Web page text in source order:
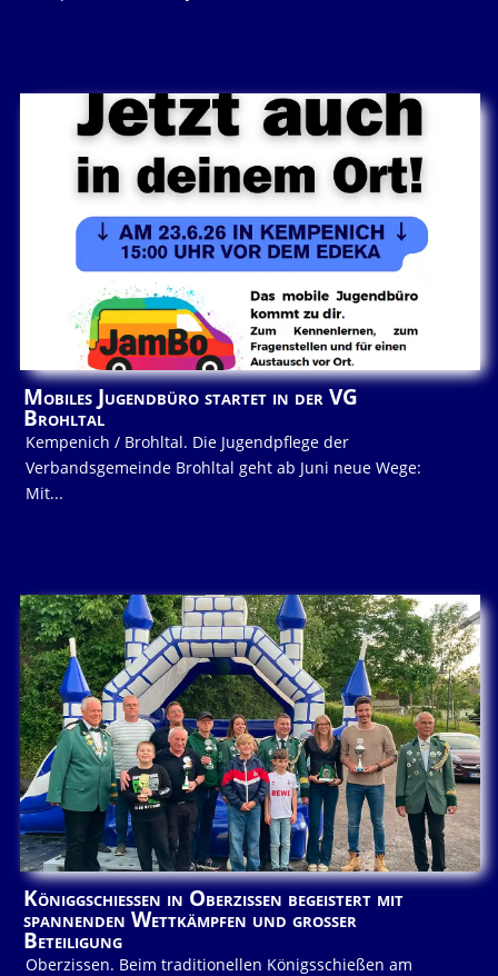
Mobiles Jugendbüro startet in der VG
Brohltal
Kempenich / Brohltal. Die Jugendpflege der
Verbandsgemeinde Brohltal geht ab Juni neue Wege:
Mit...
Königgschießen in Oberzissen begeistert mit
spannenden Wettkämpfen und großer
Beteiligung
Oberzissen. Beim traditionellen Königsschießen am